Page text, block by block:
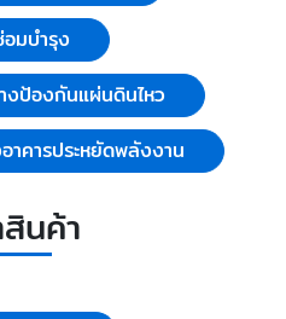
มบำรุง
งป้องกันแผ่นดินไหว
าคารประหยัดพลังงาน
นค้า